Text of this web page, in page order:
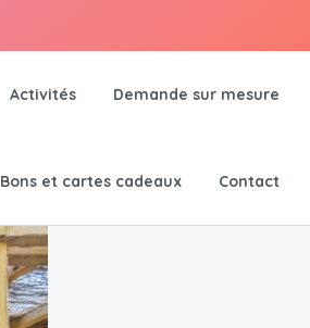
Activités Demande sur mesure
Bons et cartes cadeaux Contact